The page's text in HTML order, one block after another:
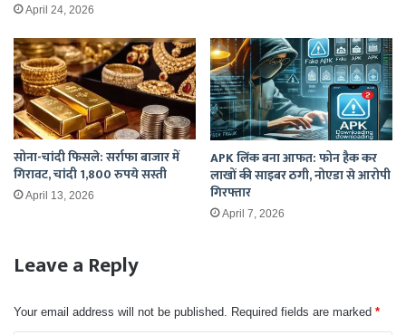
April 24, 2026
सोना-चांदी फिसले: सर्राफा बाजार में
गिरावट, चांदी 1,800 रुपये सस्ती
April 13, 2026
APK लिंक बना आफत: फोन हैक कर
लाखों की साइबर ठगी, नोएडा से आरोपी
गिरफ्तार
April 7, 2026
Leave a Reply
Your email address will not be published. Required fields are marked *